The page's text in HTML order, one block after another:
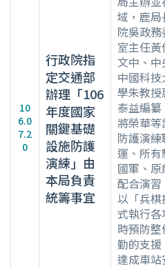
10
6.0
7.2
0
行政院指
定交通部
辦理「106
年度國家
關鍵基礎
設施防護
演練」由
本局負責
統籌事宜
域，鹿
院吳政
室主任
文中、中
中國科
學朱教
泰益編
將榮華
防護演
運、所有
國軍、
配合演習
以「兵
式執行
時預防
勤的支援
達成車站